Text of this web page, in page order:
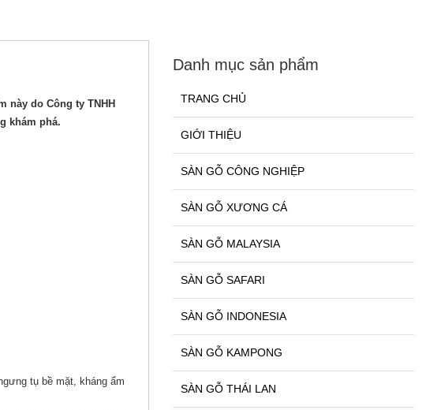
này do Công ty TNHH
khám phá.
tụ bề mặt, kháng ẩm
Danh mục sản phẩm
TRANG CHỦ
GIỚI THIỆU
SÀN GỖ CÔNG NGHIỆP
SÀN GỖ XƯƠNG CÁ
SÀN GỖ MALAYSIA
SÀN GỖ SAFARI
SÀN GỖ INDONESIA
SÀN GỖ KAMPONG
SÀN GỖ THÁI LAN